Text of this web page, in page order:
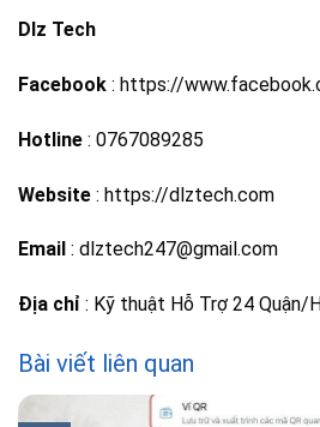
Dlz Tech
Facebook : https://
Hotline : 0767089285
Website : https://dlztech.com
Email : dlztech247@gmail.com
Địa chỉ : Kỹ thuật Hỗ Trợ 24 Quận/
Bài viết liên quan